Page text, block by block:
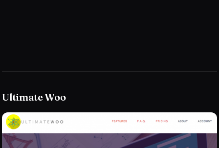
Ultimate Woo